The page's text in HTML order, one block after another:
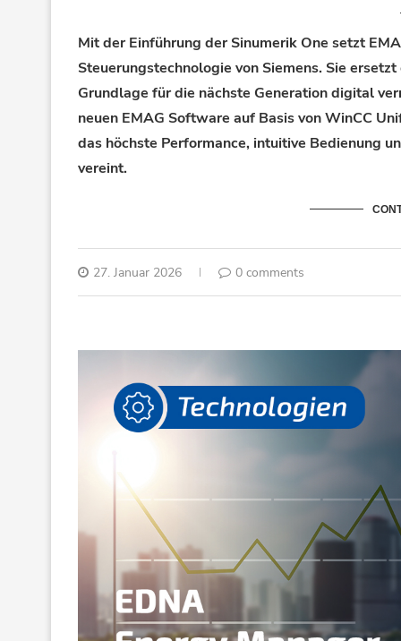
Mit der Einführung der SinumerikOne setzt
Steuerungstechnologie von Siemens. Sie
Grundlage für die nächste Generation digital
neuen EMAG Software auf Basis von WinCC
das höchste Performance, intuitive Bedienung
vereint.
27. Januar 2026 0 comments